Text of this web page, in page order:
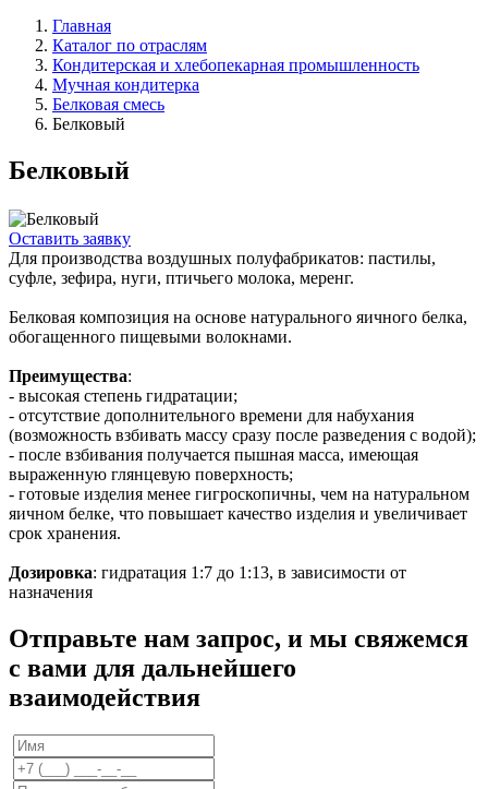
Главная
Каталог по отраслям
Кондитерская и хлебопекарная промышленность
Мучная кондитерка
Белковая смесь
Белковый
Белковый
Оставить заявку
Для производства воздушных полуфабрикатов: пастилы,
суфле, зефира, нуги, птичьего молока, меренг.
Белковая композиция на основе натурального яичного белка,
обогащенного пищевыми волокнами.
Преимущества:
- высокая степень гидратации;
- отсутствие дополнительного времени для набухания
(возможность взбивать массу сразу после разведения с водой);
- после взбивания получается пышная масса, имеющая
выраженную глянцевую поверхность;
- готовые изделия менее гигроскопичны, чем на натуральном
яичном белке, что повышает качество изделия и увеличивает
срок хранения.
Дозировка: гидратация 1:7 до 1:13, в зависимости от
назначения
Отправьте нам запрос, и мы свяжемся
с вами для дальнейшего
взаимодействия